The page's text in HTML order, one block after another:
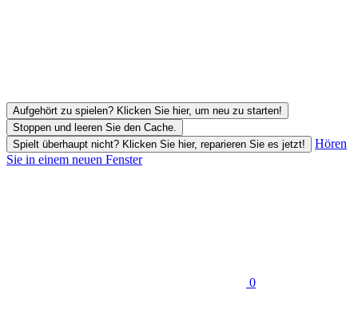
Aufgehört zu spielen? Klicken Sie hier, um neu zu starten!
Stoppen und leeren Sie den Cache.
Spielt überhaupt nicht? Klicken Sie hier, reparieren Sie es jetzt!
Hören
Sie in einem neuen Fenster
0